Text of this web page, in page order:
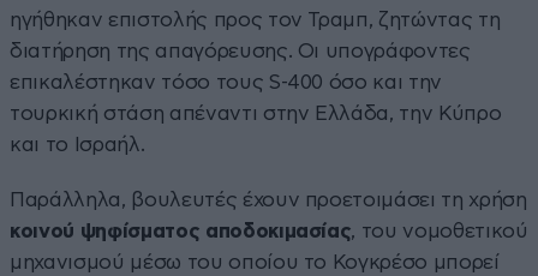
ηγήθηκαν επιστολής προς τον Τραμπ, ζητώντας τη
διατήρηση της απαγόρευσης. Οι υπογράφοντες
επικαλέστηκαν τόσο τους S-400 όσο και την
τουρκική στάση απέναντι στην Ελλάδα, την Κύπρο
και το Ισραήλ.
Παράλληλα, βουλευτές έχουν προετοιμάσει τη χρήση
κοινού ψηφίσματος αποδοκιμασίας, του νομοθετικού
μηχανισμού μέσω του οποίου το Κογκρέσο μπορεί